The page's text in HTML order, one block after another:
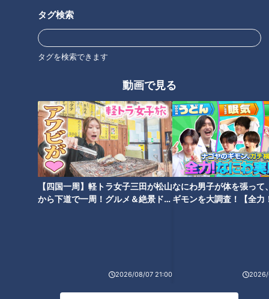
タグ検索
タグを検索できます
動画で見る
【四国一周】軽トラ女子三田が松山
から下道で一周！グルメ＆絶景ドラ
2026/08/07 21:00
なにわ男子が体を張って
ギモンを大調査！【全力
2026/
オススメ関連コンテンツ
おいしいのになぜ注文されな
い！？人気ファミレス「ガス
ト」の“埋もれメニュー”を調
査！「チーズINハンバーグ」の
食べ方アレンジも
本国でバズってる中華スイーツ
も発見！ 名古屋・大須の【最新
海外スイーツ】を実食リポート
味とは